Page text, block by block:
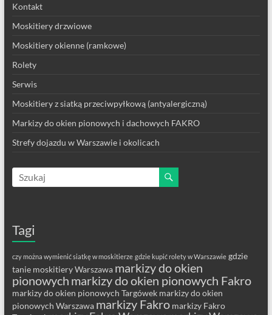
Kontakt
Moskitiery drzwiowe
Moskitiery okienne (ramkowe)
Rolety
Serwis
Moskitiery z siatką przeciwpyłkową (antyalergiczną)
Markizy do okien pionowych i dachowych FAKRO
Strefy dojazdu w Warszawie i okolicach
Tagi
czy można wymienić siatkę w moskitierze gdzie kupić rolety w Warszawie gdzie
tanie moskitiery Warszawa markizy do okien
pionowych markizy do okien pionowych Fakro
markizy do okien pionowych Targówek markizy do okien
pionowych Warszawa markizy Fakro markizy Fakro